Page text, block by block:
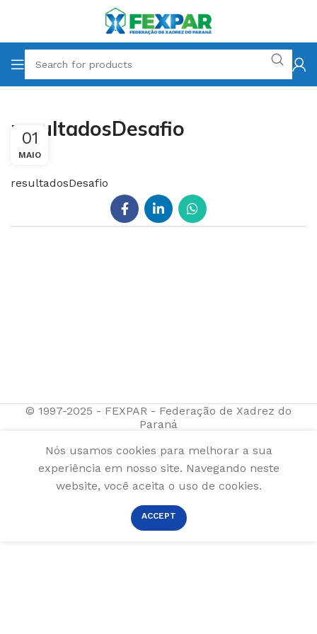
resultadosDesafio
01
MAIO
resultadosDesafio
© 1997-2025 - FEXPAR - Federação de Xadrez do
Paraná
Nós usamos cookies para melhorar a sua
experiência em nosso site. Navegando neste
website, você aceita o uso de cookies.
ACCEPT